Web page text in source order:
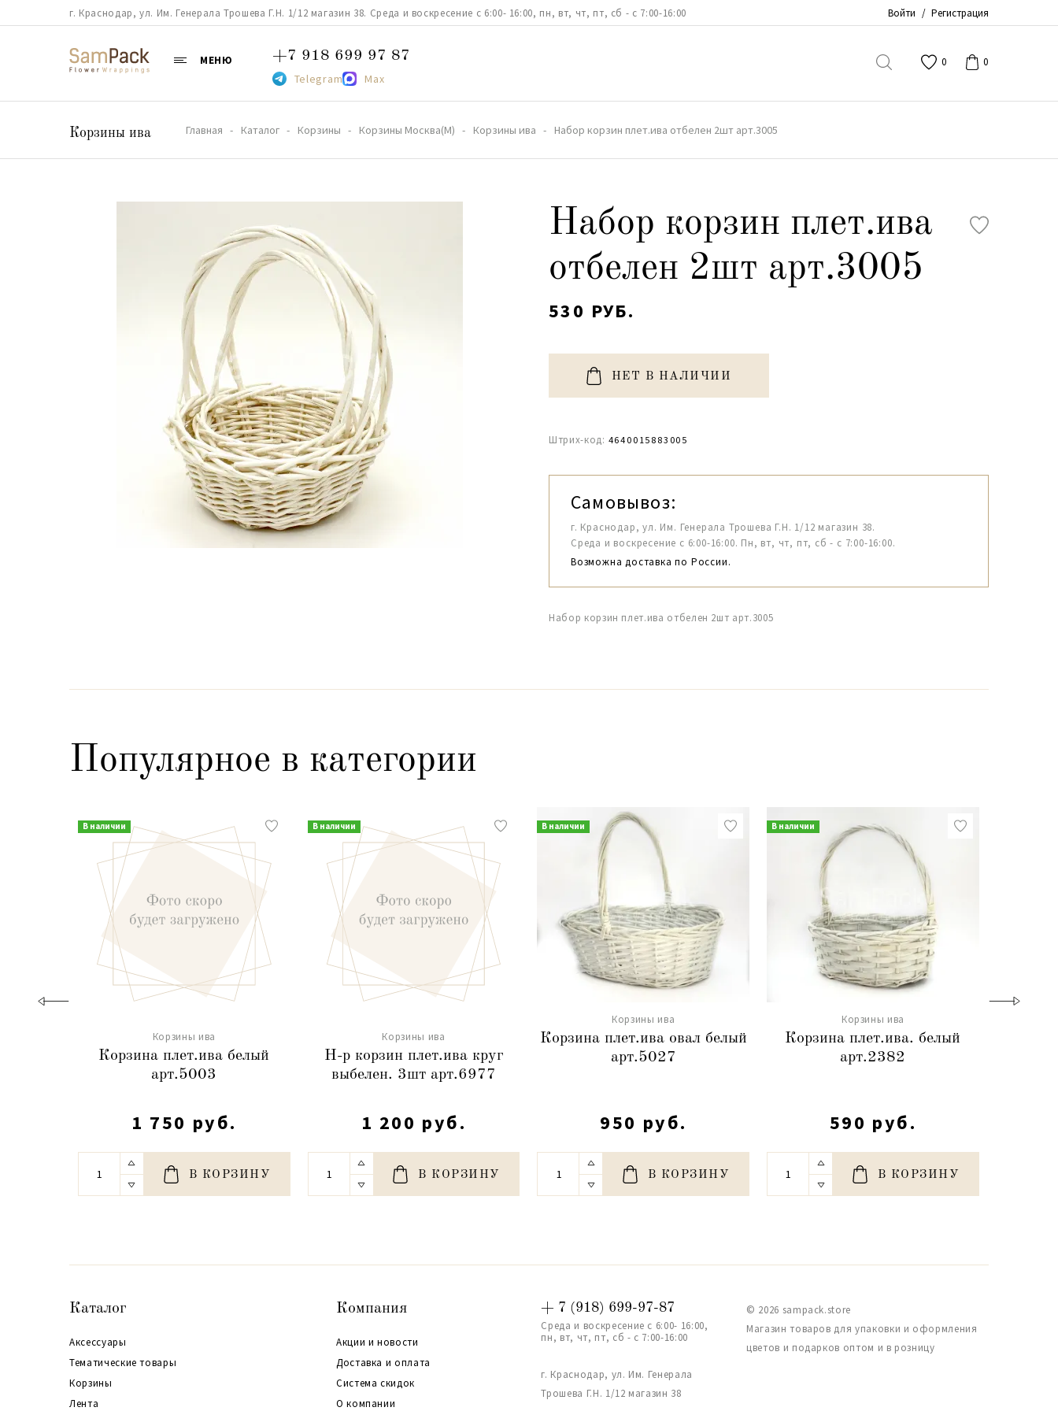
г. Краснодар, ул. Им. Генерала Трошева Г.Н. 1/12 магазин 38. Среда и воскресение с 6:00- 16:00, пн, вт, чт, пт, сб - с 7:00-16:00 Войти / Регистрация
МЕНЮ +7 918 699 97 87
Telegram Max
0 0
Корзины ива Главная Каталог Корзины Корзины Москва(М) Корзины ива Набор корзин плет.ива отбелен 2шт арт.3005
Набор корзин плет.ива
отбелен 2шт арт.3005
530 РУБ.
НЕТ В НАЛИЧИИ
Штрих-код: 4640015883005
Самовывоз:
г. Краснодар, ул. Им. Генерала Трошева Г.Н. 1/12 магазин 38.
Среда и воскресение с 6:00-16:00. Пн, вт, чт, пт, сб - с 7:00-16:00.
Возможна доставка по России.
Набор корзин плет.ива отбелен 2шт арт.3005
Популярное в категории
В наличии
Корзины ива
Корзина плет.ива белый
арт.5003
1 750 руб.
В КОРЗИНУ
В наличии
Корзины ива
Н-р корзин плет.ива круг
выбелен. 3шт арт.6977
1 200 руб.
В КОРЗИНУ
В наличии
Корзины ива
Корзина плет.ива овал белый
арт.5027
950 руб.
В КОРЗИНУ
В наличии
Корзины ива
Корзина плет.ива. белый
арт.2382
590 руб.
В КОРЗИНУ
Каталог
Аксессуары
Тематические товары
Корзины
Лента
Компания
Акции и новости
Доставка и оплата
Система скидок
О компании
+ 7 (918) 699-97-87
Среда и воскресение с 6:00- 16:00,
пн, вт, чт, пт, сб - с 7:00-16:00
г. Краснодар, ул. Им. Генерала
Трошева Г.Н. 1/12 магазин 38
© 2026 sampack.store
Магазин товаров для упаковки и оформления
цветов и подарков оптом и в розницу